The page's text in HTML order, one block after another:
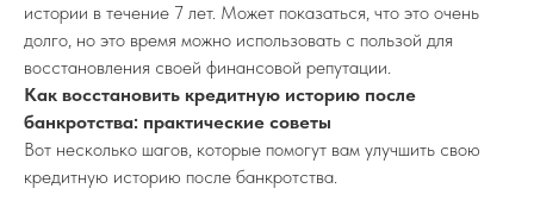
истории в течение 7 лет. Может показаться, что это очень
долго, но это время можно использовать с пользой для
восстановления своей финансовой репутации.
Как восстановить кредитную историю после
банкротства: практические советы
Вот несколько шагов, которые помогут вам улучшить свою
кредитную историю после банкротства.